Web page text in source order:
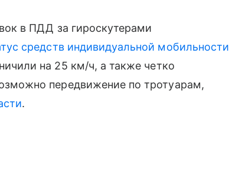
в ПДД за гироскутерами
средств индивидуальной мобильности
на 25 км/ч, а также четко
передвижение по тротуарам,
.